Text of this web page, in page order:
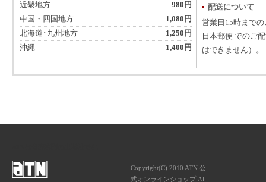
近畿地方
980円
中国・四国地方
1,080円
北海道･九州地方
1,250円
沖縄
1,400円
配送について
営業日15時まで
日本郵便 でのご
はできません）。
Copyright(C) 2010 ATN 公
式オンラインショップ All